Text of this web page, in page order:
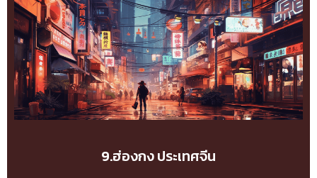
9.ฮ่องกง ประเทศจีน